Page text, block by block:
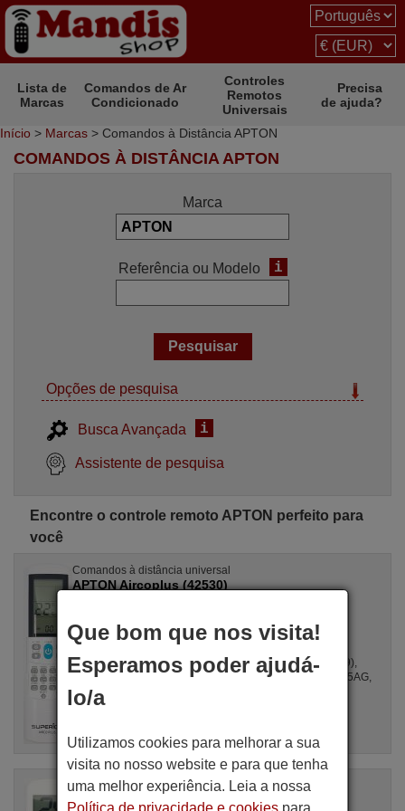
Lista de
Marcas
Comandos de Ar
Condicionado
Controles
Remotos
Universais
Precisa
de ajuda?
Início > Marcas > Comandos à Distância APTON
COMANDOS À DISTÂNCIA APTON
Marca
Referência ou Modelo i
Opções de pesquisa
Busca Avançada i
Assistente de pesquisa
Encontre o controle remoto APTON perfeito para
você
Comandos à distância universal
APTON Aircoplus (42530)
17,27 €
APTON
Para all, GZ1002BE3, SPLIT2700DECONNE (D4324009),
R410A, DSB121LH, MSCA12YV, FAC12407CH, DBO335AG,
ALD3000, LSD2461HL, MS30, ...
Comando à distância original
APTON Unitronic Air Plus
Que bom que nos visita!
Esperamos poder ajudá-
lo/a
Utilizamos cookies para melhorar a sua
visita no nosso website e para que tenha
uma melhor experiência. Leia a nossa